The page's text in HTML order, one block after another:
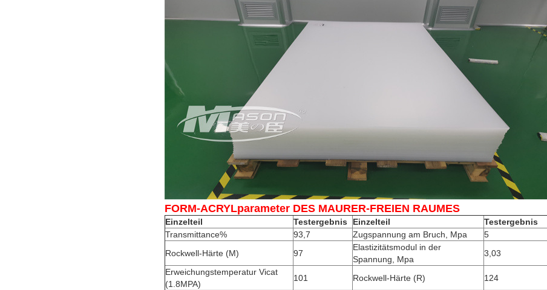
FORM-ACRYLparameter DES MAURER-FREIEN RAUMES
Einzelteil Testergebnis Einzelteil
Testergebnis
Transmittance%
93,7 Zugspannung am Bruch, Mpa
5
Rockwell-Härte (M)
97
Elastizitätsmodul in der
Spannung, Mpa
3,03
Erweichungstemperatur Vicat
(1.8MPA)
101 Rockwell-Härte (R) 124